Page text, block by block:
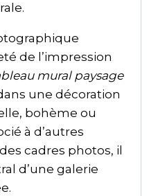
de l’impression
mural paysage
une décoration
bohème ou
à d’autres
cadres photos, il
d’une galerie